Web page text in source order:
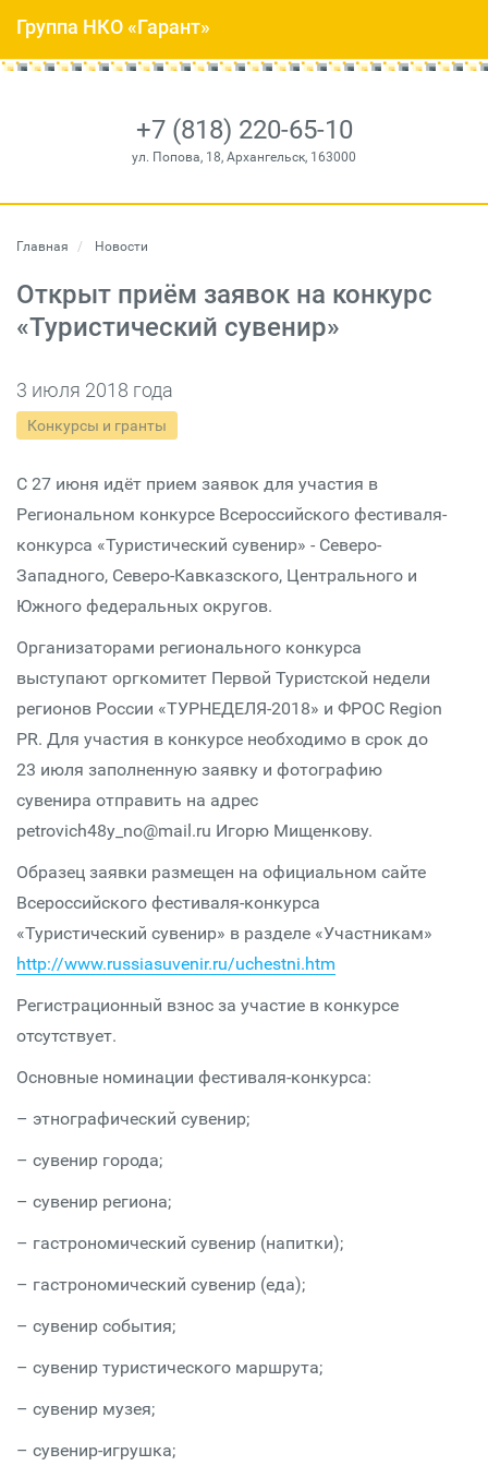
+7 (818) 220-65-10
ул. Попова, 18, Архангельск, 163000
Группа НКО «Гарант»
Главная Новости
Открыт приём заявок на конкурс
«Туристический сувенир»
3 июля 2018 года
Конкурсы и гранты
С 27 июня идёт прием заявок для участия в
Региональном конкурсе Всероссийского фестиваля-
конкурса «Туристический сувенир» - Северо-
Западного, Северо-Кавказского, Центрального и
Южного федеральных округов.
Организаторами регионального конкурса
выступают оргкомитет Первой Туристской недели
регионов России «ТУРНЕДЕЛЯ-2018» и ФРОС Region
PR. Для участия в конкурсе необходимо в срок до
23 июля заполненную заявку и фотографию
сувенира отправить на адрес
petrovich48y_no@mail.ru Игорю Мищенкову.
Образец заявки размещен на официальном сайте
Всероссийского фестиваля-конкурса
«Туристический сувенир» в разделе «Участникам»
http://www.russiasuvenir.ru/uchestni.htm
Регистрационный взнос за участие в конкурсе
отсутствует.
Основные номинации фестиваля-конкурса:
– этнографический сувенир;
– сувенир города;
– сувенир региона;
– гастрономический сувенир (напитки);
– гастрономический сувенир (еда);
– сувенир события;
– сувенир туристического маршрута;
– сувенир музея;
– сувенир-игрушка;